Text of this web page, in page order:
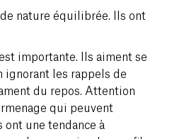
nature équilibrée. Ils ont
importante. Ils aiment se
ignorant les rappels de
du repos. Attention
qui peuvent
une tendance à